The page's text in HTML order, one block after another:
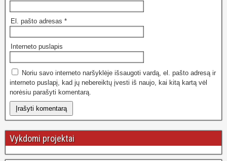
El. pašto adresas *
Interneto puslapis
Noriu savo interneto naršyklėje išsaugoti vardą, el. pašto adresą ir
interneto puslapį, kad jų nebereiktų įvesti iš naujo, kai kitą kartą vėl
norėsiu parašyti komentarą.
Vykdomi projektai